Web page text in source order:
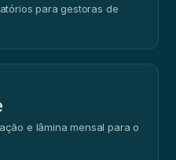
para gestoras de
e lâmina mensal para o